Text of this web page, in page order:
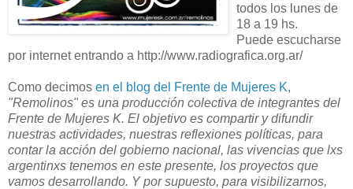
todos los lunes de
18 a 19 hs.
Puede escucharse
por internet entrando a http://www.radiografica.org.ar/
Como decimos en el blog del Frente de Mujeres K,
"Remolinos" es una producción colectiva de integrantes del
Frente de Mujeres K. El objetivo es compartir y difundir
nuestras actividades, nuestras reflexiones políticas, para
contar la acción del gobierno nacional, las vivencias que lxs
argentinxs tenemos en este presente, los proyectos que
vamos desarrollando. Y por supuesto, para visibilizarnos,